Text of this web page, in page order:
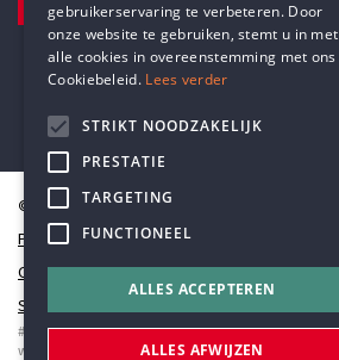
Pottenbrug 4
Antwerpen, 2000
© Humanistisch Verbond 2026
Privacy
Cookiestatement
Sitemap
#codedwithlove byCodelines
webapplicaties
mobiele apps&maatwerk websites
DUTCH
gebruikerservaring te verbeteren. Door
onze website te gebruiken, stemt u in met
alle cookies in overeenstemming met ons
Cookiebeleid. Lees verder
STRIKT NOODZAKELIJK
PRESTATIE
TARGETING
FUNCTIONEEL
ALLES ACCEPTEREN
ALLES AFWIJZEN